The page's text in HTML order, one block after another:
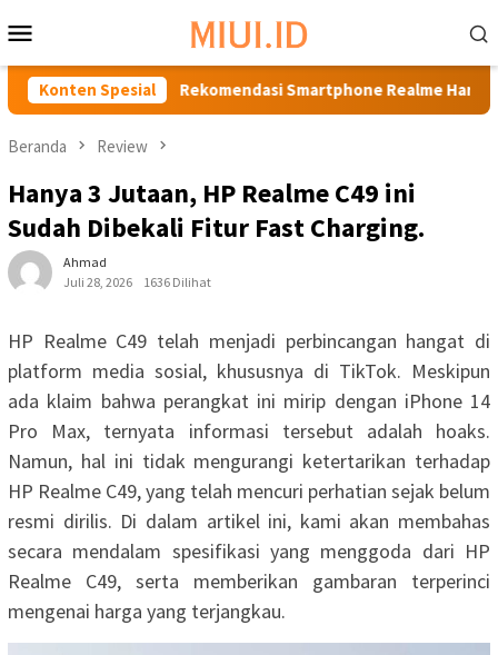
ke
kontenMobile
Konten Spesial
Jutaan Rekomendasi Smartphone Realme Harga 1
Beranda Review
Hanya 3 Jutaan, HP Realme C49 ini
Sudah Dibekali Fitur Fast Charging.
Ahmad
Juli 28, 2026
1636 Dilihat
HP Realme C49 telah menjadi perbincangan hangat di
platform media sosial, khususnya di TikTok. Meskipun
ada klaim bahwa perangkat ini mirip dengan iPhone 14
Pro Max, ternyata informasi tersebut adalah hoaks.
Namun, hal ini tidak mengurangi ketertarikan terhadap
HP Realme C49, yang telah mencuri perhatian sejak belum
resmi dirilis. Di dalam artikel ini, kami akan membahas
secara mendalam spesifikasi yang menggoda dari HP
Realme C49, serta memberikan gambaran terperinci
mengenai harga yang terjangkau.